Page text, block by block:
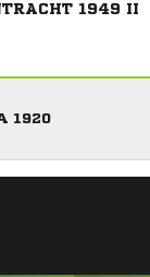
1949 II
1920